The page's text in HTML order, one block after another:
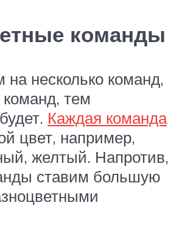
команды
несколько команд,
тем
Каждая команда
цвет, например,
желтый. Напротив,
ставим большую